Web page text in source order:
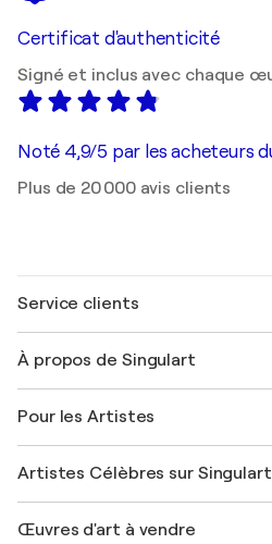
Certificat d'authenticité
Signé et inclus avec chaque
Noté 4,9/5 par les acheteurs
Plus de 20 000 avis clients
Service clients
Expédition
Offrir une carte cadeau
Rejoignez notre programme
Mon compte
+33 1 76 44 06 42
À propos de Singulart
FAQ
Magazine Singulart
Emplois
Découvrez une sélection d'art
Pour les Artistes
Se connecter en tant qu'Artiste
Artistes Célèbres sur Singulart
Marc Chagall
Œuvres d'art à vendre